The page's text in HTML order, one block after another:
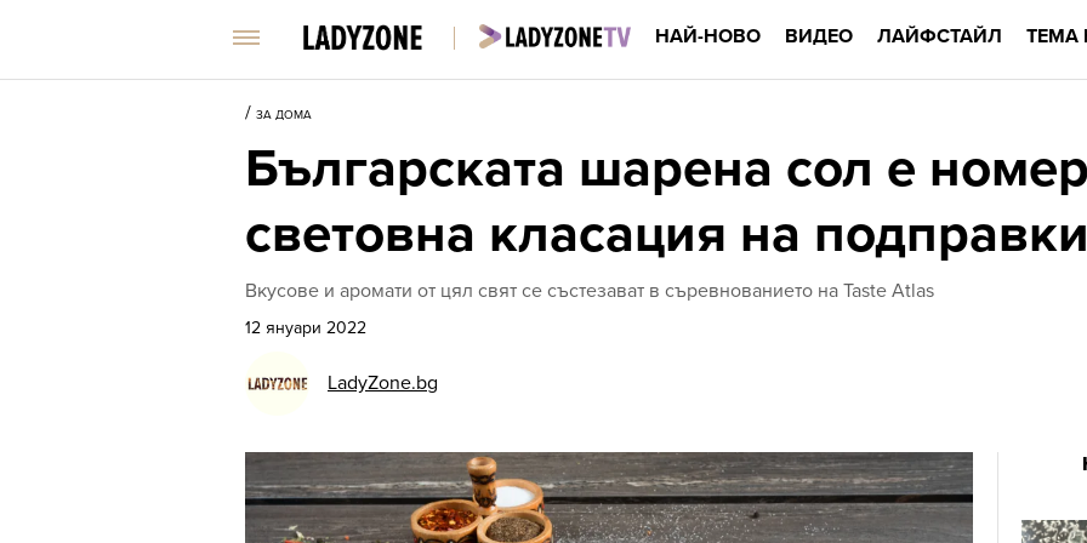
НАЙ-НОВО ВИДЕО ЛАЙФСТАЙЛ ТЕМА
/ ЗА ДОМА
Българската шарена сол е
световна класация на
Вкусове и аромати от цял свят се състезават в съревнованието на Taste Atlas
12 януари 2022
LadyZone.bg